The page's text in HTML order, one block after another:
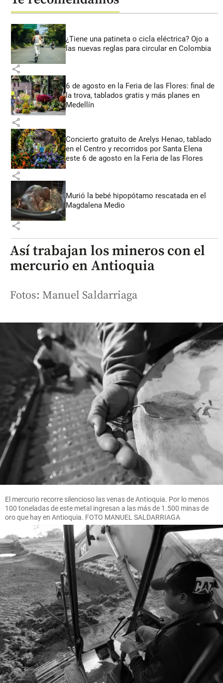
¿Tiene una patineta o cicla eléctrica? Ojo a
las nuevas reglas para circular en Colombia
share
6 de agosto en la Feria de las Flores: final de
la trova, tablados gratis y más planes en
Medellín
share
Concierto gratuito de Arelys Henao, tablado
en el Centro y recorridos por Santa Elena
este 6 de agosto en la Feria de las Flores
share
Murió la bebé hipopótamo rescatada en el
Magdalena Medio
share
Así trabajan los mineros con el
mercurio en Antioquia
Fotos: Manuel Saldarriaga
El mercurio recorre silencioso las venas de Antioquia. Por lo menos
100 toneladas de este metal ingresan a las más de 1.500 minas de
oro que hay en Antioquia. FOTO MANUEL SALDARRIAGA